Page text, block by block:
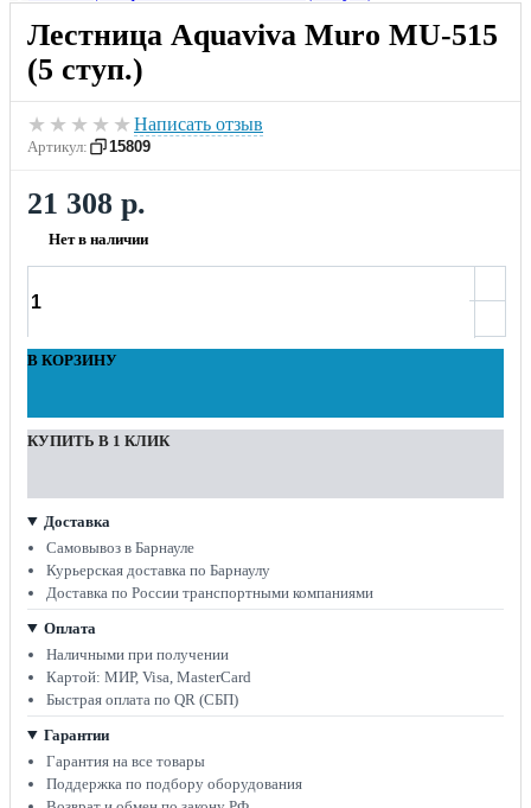
Лестница Aquaviva Muro MU-515
(5 ступ.)
★ ★ ★ ★ ★ Написать отзыв
Артикул: 15809
21 308 р.
Нет в наличии
В КОРЗИНУ
КУПИТЬ В 1 КЛИК
Доставка
Самовывоз в Барнауле
Курьерская доставка по Барнаулу
Доставка по России транспортными компаниями
Оплата
Наличными при получении
Картой: МИР, Visa, MasterCard
Быстрая оплата по QR (СБП)
Гарантии
Гарантия на все товары
Поддержка по подбору оборудования